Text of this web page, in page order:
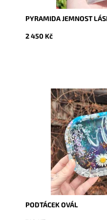
PYRAMIDA JEMNOST
2 450 Kč
Dostupnost:
Vyprodáno
7846
PODTÁCEK OVÁL